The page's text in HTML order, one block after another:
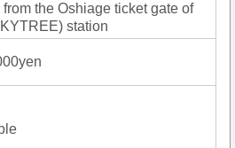
the Oshiage ticket gate of
station